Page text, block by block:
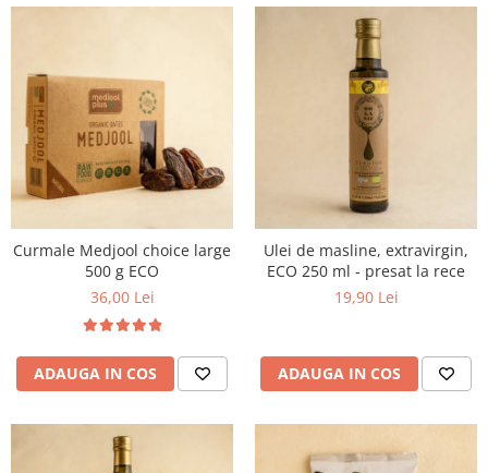
Curmale Medjool choice large
500 g ECO
36,00 Lei
ADAUGA IN COS
Ulei de masline, extravirgin,
ECO 250 ml - presat la rece
19,90 Lei
ADAUGA IN COS